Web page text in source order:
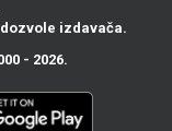
izdavača.
- 2026.